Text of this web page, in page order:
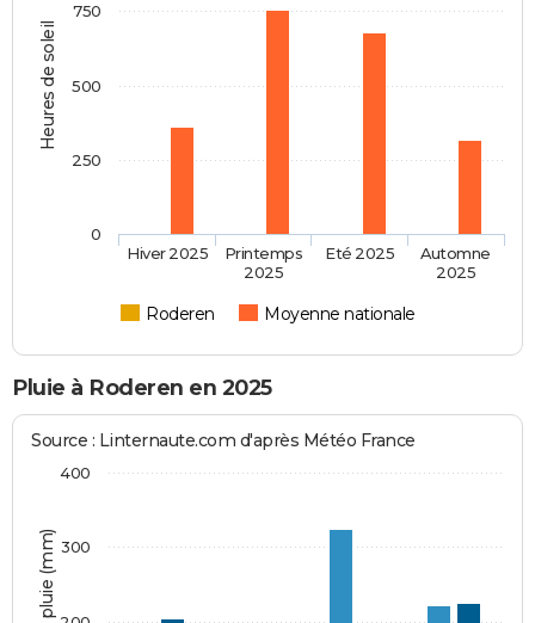
Heures de soleil
Roderen Moyenne nationale
Hiver 2025
Printemps
2025
Eté 2025
Automne
2025
0
250
500
750
Pluie à Roderen en 2025
Source : Linternaute.com d'après Météo France
300
400